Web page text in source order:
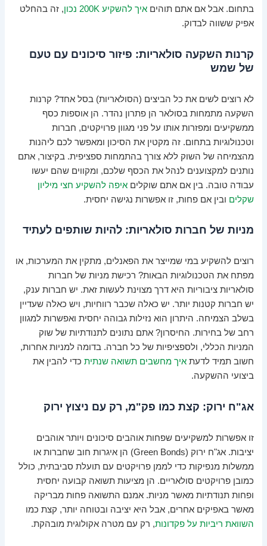
בתחום. אבל אם אתם תוהיםאיך להשקיע 200K נכון
, זה בהחלט
אפיק ששווה לבדוק.
קרנות השקעה סולאריות: פיזור סיכונים עם טעם
של שמש
לא רוצים לשים את כל הביצים (הסולאריות) בסל אחד? קרנות
השקעה מתמחות בסולאר הן פתרון נהדר. הן אוספות כסף
ממשקיעים ומפזרות אותו על פני מגוון פרויקטים, חברות
וטכנולוגיות בתחום. זה מקטין את הסיכון ומאפשר לכם ליהנות
מהצמיחה של השוק ללא צורך בהתמחות ספציפית. בקיצור, אתם
נותנים למקצוענים לנהל את הכסף שלכם, ומקווים שהם יעשו
עבודה טובה. בין אם אתם שוקליםאיפה להשקיע חצי מיליון
שקלים ובין אם פחות, זו אפשרות נגישה יחסית.
מניות של חברות סולאריות: להיות שותפים לעתיד
רוצים להשקיע במי שמייצר את הפאנלים, מתקין את המערכות, או
מפתח את הטכנולוגיות הבאות? רכישת מניות של חברות
סולאריות ציבוריות היא דרך מצוינת לעשות זאת. יש חברות ענק,
יש חברות קטנות יותר. יש כאלה שכבר רווחיות, ויש כאלה שעדיין
בשלב הצמיחה. היתרון הוא נזילות גבוהה יחסית ואפשרות למגוון
רחב של בחירות. החיסרון? אתם נתונים לתנודתיות של שוק
המניות הכללי, ולספציפיות של כל חברה. בדומה למניות אחרות,
חשוב תמיד לדעתאיך מחשבים תשואה שנתית כדי להבין את
ביצועי ההשקעה.
אג"ח ירוק: קצת כמו פק"מ, רק עם ניצוץ ירוק
זו אפשרות למשקיעים שפחות אוהבים סיכונים ויותר אוהבים
יציבות. אג"ח ירוק (Green Bonds) הן איגרות חוב שחברות או
ממשלות מנפיקות כדי לממן פרויקטים עם תועלת סביבתית, כולל
כמובן פרויקטים סולאריים. הן מציעות תשואה קבועה יחסית
ופחות תנודתיות מאשר מניות. אמנם התשואה פחות מבריקה
מאשר באפיקים אחרים, אבל היא יציבה ובטוחה יותר, קצת כמו
השוואת ריביות על פקדונות, רק עם מטרה אקולוגית מובהקת.